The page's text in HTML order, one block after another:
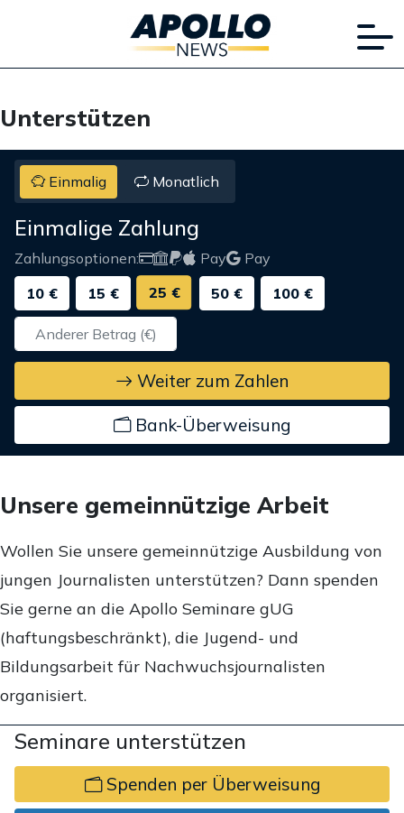
Unterstützen
Einmalig Monatlich
Einmalige Zahlung
Zahlungsoptionen: Pay
Pay
10 €
15 € 25 € 50 € 100 €
Weiter zum Zahlen
Bank-Überweisung
Unsere gemeinnützige Arbeit
Wollen Sie unsere gemeinnützige Ausbildung von
jungen Journalisten unterstützen? Dann spenden
Sie gerne an die Apollo Seminare gUG
(haftungsbeschränkt), die Jugend- und
Bildungsarbeit für Nachwuchsjournalisten
organisiert.
Seminare unterstützen
Spenden per Überweisung